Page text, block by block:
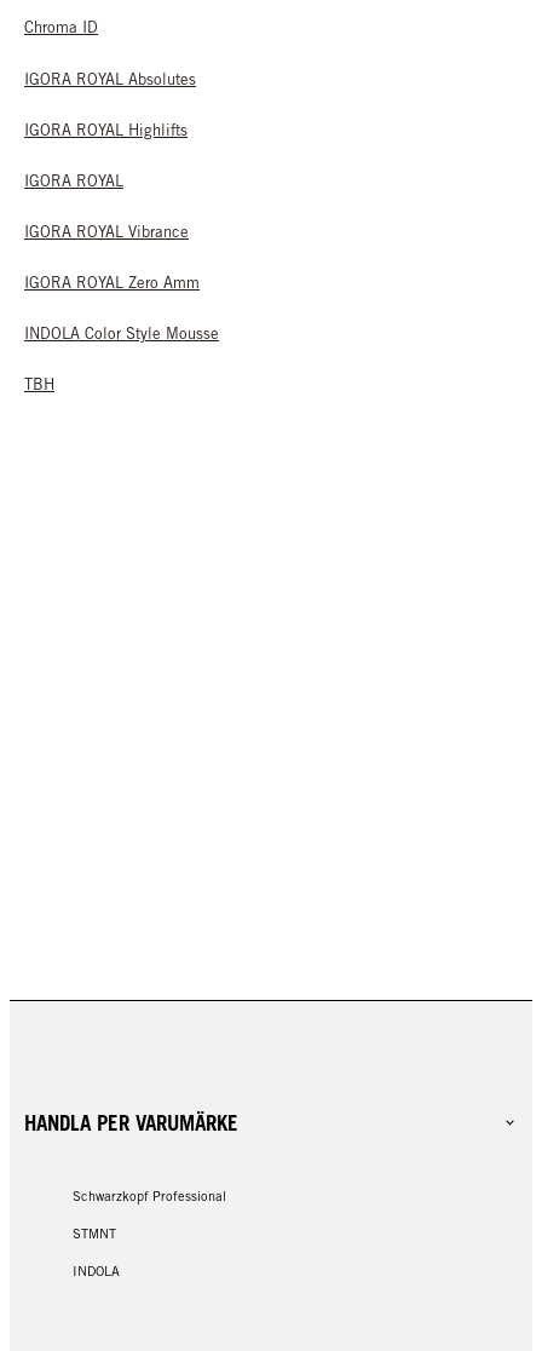
Chroma ID
IGORA ROYAL Absolutes
IGORA ROYAL Highlifts
IGORA ROYAL
IGORA ROYAL Vibrance
IGORA ROYAL Zero Amm
INDOLA Color Style Mousse
TBH
HANDLA PER VARUMÄRKE
Schwarzkopf Professional
STMNT
INDOLA